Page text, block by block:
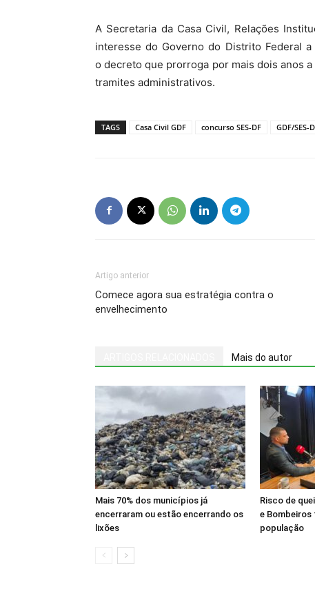
A Secretaria da Casa Civil, Relações
interesse do Governo do Distrito Federal
o decreto que prorroga por mais dois anos
tramites administrativos.
TAGS Casa Civil GDF concurso SES-DF GDF/SES-
Artigo anterior
Comece agora sua estratégia contra o
envelhecimento
Mais do autor
Mais 70% dos municípios já
encerraram ou estão encerrando os
lixões
Risco de
e Bombeiros
população